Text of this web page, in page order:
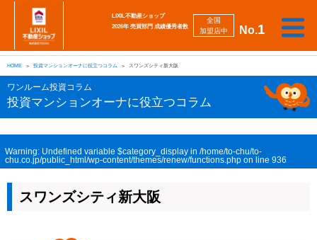
No.1
全国
加盟店中
LIXIL不動産ショップ
2026年 売買部門 成績優秀者数
売
り
た
い
買
い
た
い
相
談
し
た
い
勉
強
し
た
い
強
み
会
社
案
採
用
情
査定
HOME 投資マンションオーナに役立つコラム スワンズシティ新大阪
ワンルーム投資コラム
投資マンションオーナに役立つコラム
Warning: Undefined variable $category_display in /home/to-chu/to-
chu.co.jp/public_html/wp-content/themes/renew/functions.php on line 936
スワンズシティ新大阪